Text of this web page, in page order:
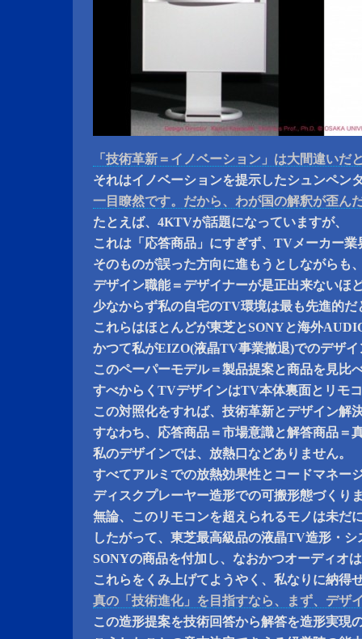
「技術革新＝イノベーション」は大間違いだ
それはイノベーションを提示したシュンペン
一目瞭然です。だから、わが国の解釈が歪ん
たとえば、4KTVが話題になっていますが、
これは「応答商品」にすぎず、TVメーカー業
そのものが誤った方向に進もうとしながらも
デザイン職能＝デザイナーが是正出来ないほ
少なからず私の自宅のTV環境は最も先進的だ
これらはほとんどが東芝とSONYと海外
かつて私がEIZO(液晶TV事業撤退)でのデザ
このペーパーモデル＝製品提案と商品を見比
すべからくTVデザインはTV本体裏面とリモ
この対照化をすれば、技術革新とデザイン解
すなわち、応答商品＝市場意識と解答商品＝
私のデザインでは、放熱口などありません。
すべてアルミでの放熱効果性とコードマネー
ディスクプレーヤー造形での可搬形態づくり
無論、このリモコンを超えられるモノは未だ
したがって、東芝最高級品の液晶TV造形・シ
SONYの商品を付加し、なおかつオーディオ
これらをくみ上げてようやく、私なりに納得
真の「技術進化」を目指すなら、まず、デザ
この造形提案を技術回答から解答を造形実現